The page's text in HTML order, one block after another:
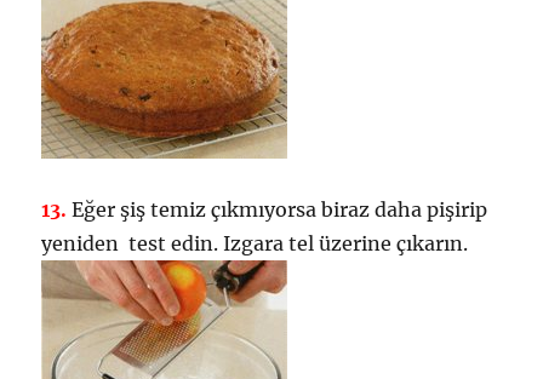
13. Eğer şiş temiz çıkmıyorsa biraz daha pişirip
yeniden test edin. Izgara tel üzerine çıkarın.